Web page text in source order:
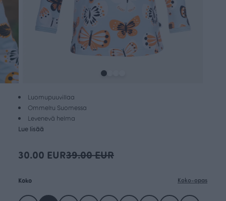
Luomupuuvillaa
Ommeltu Suomessa
Levenevä helma
Lue lisää
30.00 EUR39.00 EUR
Koko Koko-opas